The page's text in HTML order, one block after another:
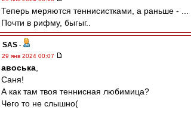
Теперь меряются теннисистками, а раньше - ...
Почти в рифму, быгыг..
SAS -
29 янв 2024 00:07
авоська
Саня!
А как там твоя теннисная любимица?
Чего то не слышно(